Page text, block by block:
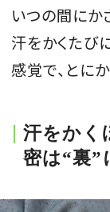
いつの間にか
汗をかくたび
感覚で、とに
汗をか
密は“裏”